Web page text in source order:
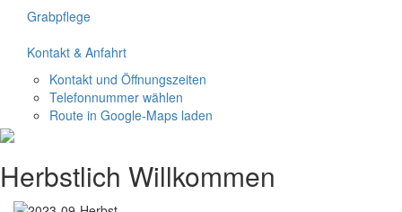
Grabpflege
Kontakt & Anfahrt
Kontakt und Öffnungszeiten
Telefonnummer wählen
Route in Google-Maps laden
Herbstlich Willkommen